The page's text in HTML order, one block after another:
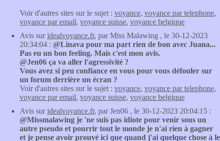
Voir d'autres sites sur le sujet : voyance, voyance par telephone,
voyance par email, voyance suisse, voyance belgique
Avis suridealvoyance.fr, par Miss Malawing , le 30-12-2023
20:34:04 : @Linava pour ma part rien de bon avec Juana...
Pas eu un bon feeling. Mais c'est mon avis.
@Jen06 ça va aller l'agressivité ?
Vous avez si peu confiance en vous pour vous défouler sur
un forum derrière un écran ?
Voir d'autres sites sur le sujet : voyance, voyance par telephone,
voyance par email, voyance suisse, voyance belgique
Avis suridealvoyance.fr, par Jen06 , le 30-12-2023 20:04:15 :
@Missmalawing je 'ne suis pas idiote pour venir sous un
autre pseudo et pourrir tout le monde je n'ai rien à gagner
et je pense avoir prouvé ici que quand j'ai quelque chose à le